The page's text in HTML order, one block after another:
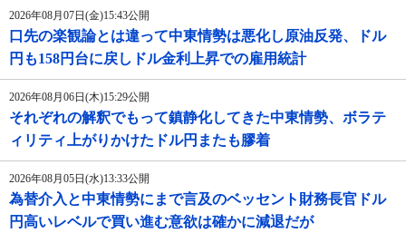
2026年08月07日(金)15:43公開
口先の楽観論とは違って中東情勢は悪化し原油反発、ドル
円も158円台に戻しドル金利上昇での雇用統計
2026年08月06日(木)15:29公開
それぞれの解釈でもって鎮静化してきた中東情勢、ボラテ
ィリティ上がりかけたドル円またも膠着
2026年08月05日(水)13:33公開
為替介入と中東情勢にまで言及のベッセント財務長官ドル
円高いレベルで買い進む意欲は確かに減退だが